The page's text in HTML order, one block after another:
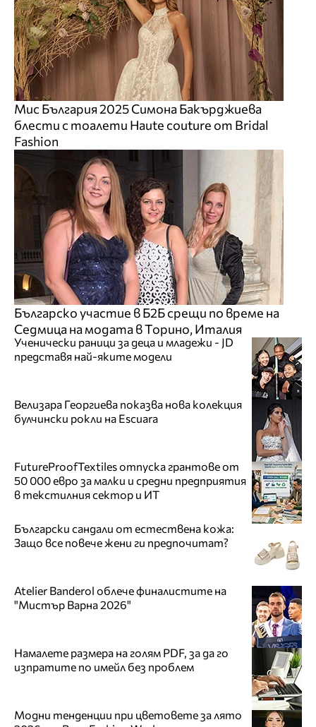
Мис България 2025 Симона Бакърджиева
блести с тоалети Haute couture от Bridal
Fashion
Българско участие в Б2Б срещи по време на
Седмица на модата в Торино, Италия
Ученически раници за деца и младежи - JD
представя най-яките модели
Велизара Георгиева показва нова колекция
булчински рокли на Escuara
FutureProofTextiles отпуска грантове от
50 000 евро за малки и средни предприятия
в текстилния сектор и ИТ
Български сандали от естествена кожа:
Защо все повече жени ги предпочитат?
Atelier Banderol облече финалистите на
"Мистър Варна 2026"
Намалете размера на голям PDF, за да го
изпратите по имейл без проблем
Модни тенденции при цветовете за лято